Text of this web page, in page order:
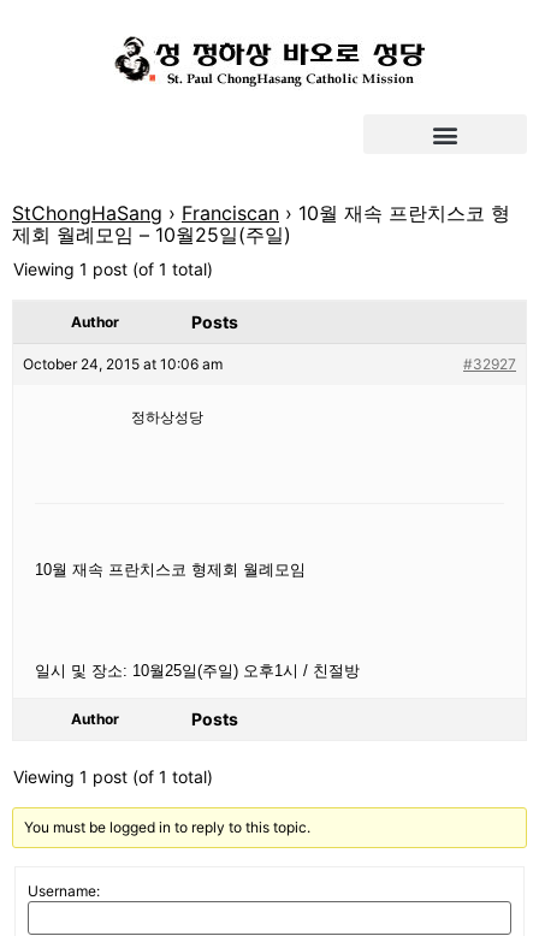
StChongHaSang › Franciscan › 10월 재속 프란치스코 형
제회 월례모임 – 10월25일(주일)
Viewing 1 post (of 1 total)
Author Posts
October 24, 2015 at 10:06 am #32927
정하상성당
10월 재속 프란치스코 형제회 월례모임
일시 및 장소: 10월25일(주일) 오후1시 / 친절방
Author Posts
Viewing 1 post (of 1 total)
You must be logged in to reply to this topic.
Username: